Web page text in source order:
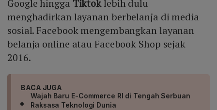
Google hingga Tiktoklebih dulu
menghadirkan layanan berbelanja di media
sosial. Facebook mengembangkan layanan
belanja online atau Facebook Shop sejak
2016.
BACA JUGA
Wajah Baru E-Commerce RI di Tengah Serbuan
Raksasa Teknologi Dunia